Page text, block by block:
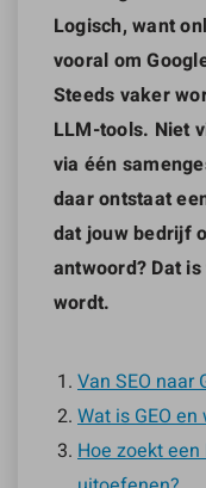
Logisch, want
vooral om
Steeds vaker
LLM-tools. Niet
via één
daar ontstaat
dat jouw bedrijf
antwoord? Dat
wordt.
Van SEO naar
Wat is GEO
Hoe zoekt